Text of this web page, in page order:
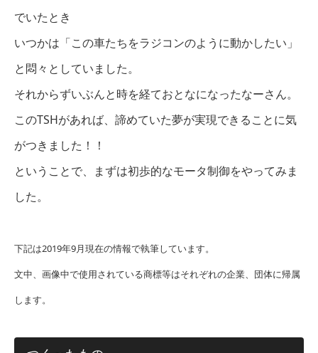
でいたとき
いつかは「この車たちをラジコンのように動かしたい」
と悶々としていました。
それからずいぶんと時を経ておとなになったなーさん。
このTSHがあれば、諦めていた夢が実現できることに気
がつきました！！
ということで、まずは初歩的なモータ制御をやってみま
した。
下記は2019年9月現在の情報で執筆しています。
文中、画像中で使用されている商標等はそれぞれの企業、団体に帰属
します。